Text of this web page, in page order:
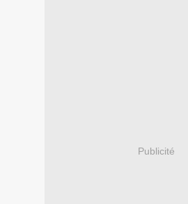
Publicité